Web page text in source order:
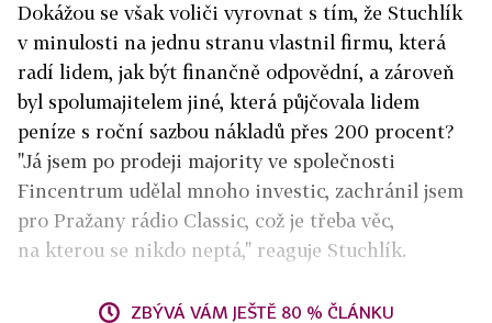
Dokážou se však voliči vyrovnat s tím, že Stuchlík
v minulosti na jednu stranu vlastnil firmu, která
radí lidem, jak být finančně odpovědní, a zároveň
byl spolumajitelem jiné, která půjčovala lidem
peníze s roční sazbou nákladů přes 200 procent?
"Já jsem po prodeji majority ve společnosti
Fincentrum udělal mnoho investic, zachránil jsem
pro Pražany rádio Classic, což je třeba věc,
na kterou se nikdo neptá," reaguje Stuchlík.
ZBÝVÁ VÁM JEŠTĚ 80 % ČLÁNKU